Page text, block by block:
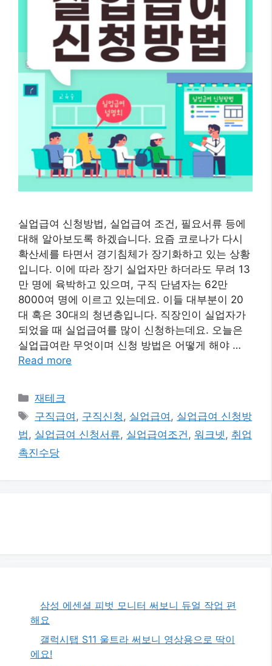
실업급여 신청방법, 실업급여 조건, 필요서류 등에
대해 알아보도록 하겠습니다. 요즘 코로나가 다시
확산세를 타면서 경기침체가 장기화하고 있는 상황
입니다. 이에 따라 장기 실업자만 하더라도 무려 13
만 명에 육박하고 있으며, 구직 단념자는 62만
8000여 명에 이르고 있는데요. 이들 대부분이 20
대 혹은 30대의 청년층입니다. 직장인이 실업자가
되었을 때 실업급여를 많이 신청하는데요. 오늘은
실업급여란 무엇이며 신청 방법은 어떻게 해야 …
Read more
카
테
고
리
재테크
태
그
구직급여 , 구직신청 , 실업급여 , 실업급여 신청방
법 , 실업급여 신청서류, 실업급여조건 , 워크넷 , 취업
촉진수당
삼성 에센셜 피벗 모니터 써보니 듀얼 작업 편
해요
갤럭시탭 S11 울트라 써보니 영상용으로 딱이
에요!